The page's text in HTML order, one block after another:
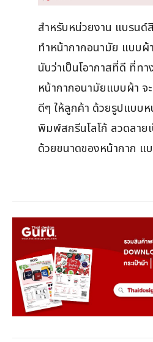
สำหรับหน่วยงาน แบรนด์
ทำหน้ากากอนามัย แบบผ้
นับว่าเป็นโอากาสที่ดี ที่ทา
หน้ากากอนามัยแบบผ้า จ
ดีๆ ให้ลูกค้า ด้วยรูปแบบ
พิมพ์สกรีนโลโก้ ลวดลาย
ด้วยขนาดของหน้ากาก แ